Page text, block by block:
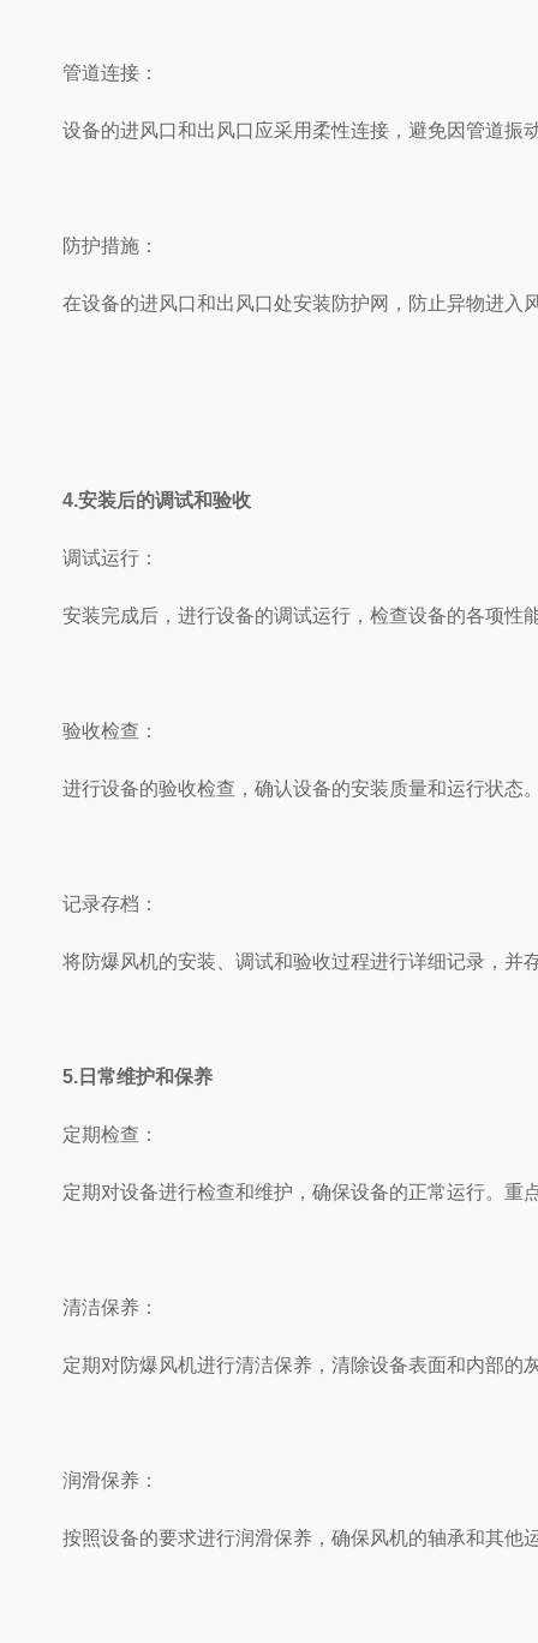
管道连接：
设备的进风口和出风口应采用柔性连接，避免因管道振动导
防护措施：
在设备的进风口和出风口处安装防护网，防止异物进入风机
4.安装后的调试和验收
调试运行：
安装完成后，进行设备的调试运行，检查设备的各项性
验收检查：
进行设备的验收检查，确认设备的安装质量和运行状态。
记录存档：
将防爆风机的安装、调试和验收过程进行详细记录，并
5.日常维护和保养
定期检查：
定期对设备进行检查和维护，确保设备的正常运行。重点检
清洁保养：
定期对防爆风机进行清洁保养，清除设备表面和内部的灰
润滑保养：
按照设备的要求进行润滑保养，确保风机的轴承和其他运